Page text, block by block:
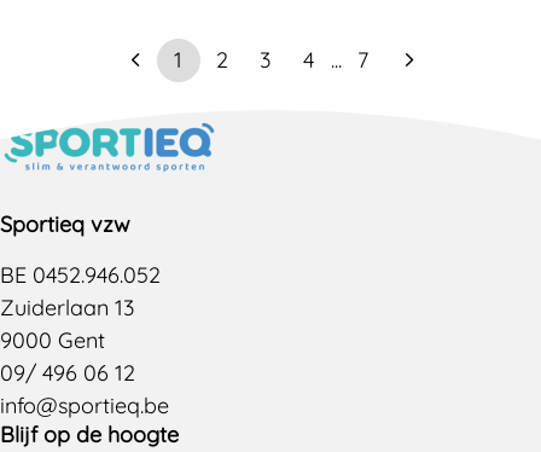
1 2 3 4 ... 7
Sportieq vzw
BE 0452.946.052
Zuiderlaan 13
9000 Gent
09/ 496 06 12
info@sportieq.be
Blijf op de hoogte